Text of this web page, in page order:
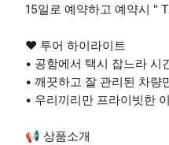
15일로 예약하고 예약시 "
❤️ 투어 하이라이트
• 공항에서 택시 잡느라 시
• 깨끗하고 잘 관리된 차량
• 우리끼리만 프라이빗한
📢 상품소개